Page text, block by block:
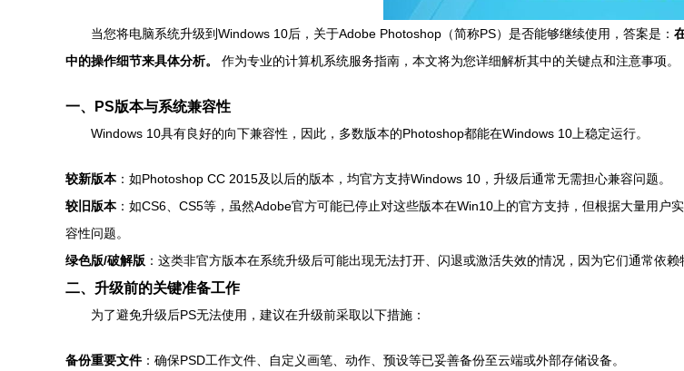
当您将电脑系统升级到Windows 10后，关于Adobe Photoshop（简称PS）是否能够继续使用，答案是：
中的操作细节来具体分析。
作为专业的计算机系统服务指南，本文将为您详细解析其中的关键点和注意事项。
一、PS版本与系统兼容性
Windows 10具有良好的向下兼容性，因此，多数版本的Photoshop都能在Windows 10上稳定运行。
较新版本：如Photoshop CC 2015及以后的版本，均官方支持Windows 10，升级后通常无需担心兼容问题。
较旧版本：如CS6、CS5等，虽然Adobe官方可能已停止对这些版本在Win10上的官方支持，但根据大量用
容性问题。
绿色版/破解版 ：这类非官方版本在系统升级后可能出现无法打开、闪退或激活失效的情况，因为它们通常依赖
二、升级前的关键准备工作
为了避免升级后PS无法使用，建议在升级前采取以下措施：
备份重要文件：确保PSD工作文件、自定义画笔、动作、预设等已妥善备份至云端或外部存储设备。